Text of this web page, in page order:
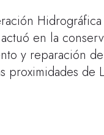
en la
y reparación
proximidades de